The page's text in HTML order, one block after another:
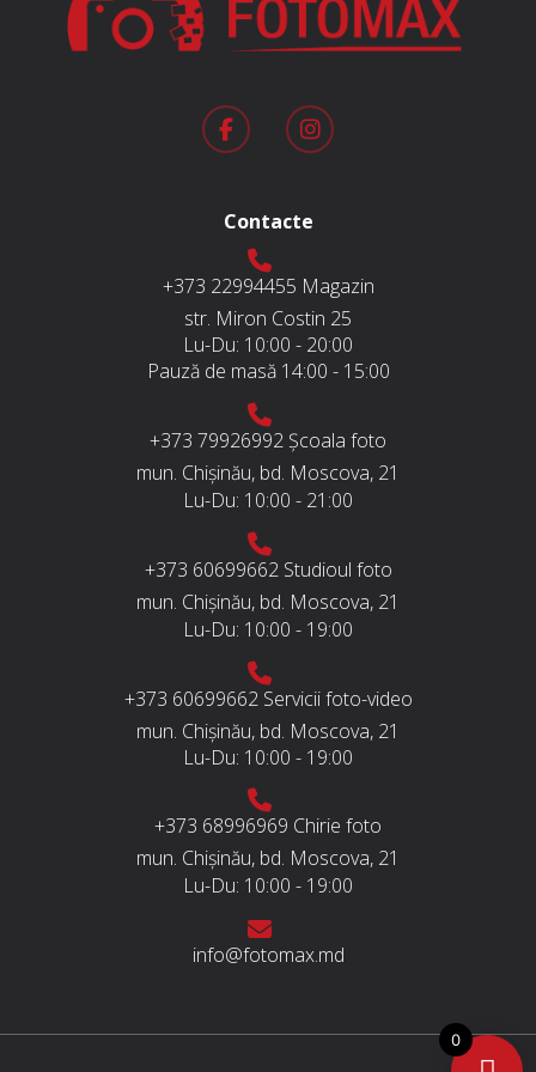
Contacte
+373 22994455 Magazin
str. Miron Costin 25
Lu-Du: 10:00 - 20:00
Pauză de masă 14:00 - 15:00
+373 79926992 Școala foto
mun. Chișinău, bd. Moscova, 21
Lu-Du: 10:00 - 21:00
+373 60699662 Studioul foto
mun. Chișinău, bd. Moscova, 21
Lu-Du: 10:00 - 19:00
+373 60699662 Servicii foto-video
mun. Chișinău, bd. Moscova, 21
Lu-Du: 10:00 - 19:00
+373 68996969 Chirie foto
mun. Chișinău, bd. Moscova, 21
Lu-Du: 10:00 - 19:00
info@fotomax.md
0